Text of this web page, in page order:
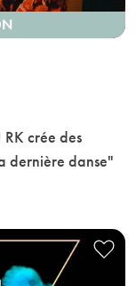
crée des
dernière danse"